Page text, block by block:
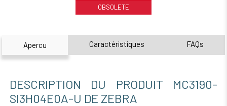
OBSOLETE
Apercu Caractéristiques FAQs
DESCRIPTION DU PRODUIT MC3190-
SI3H04E0A-U DE ZEBRA